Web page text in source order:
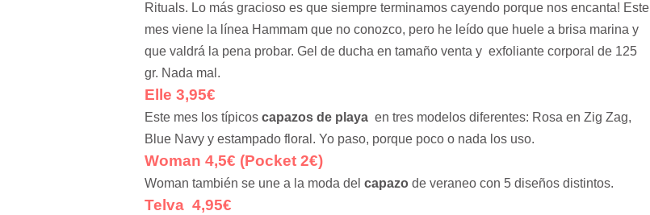
Rituals. Lo más gracioso es que siempre terminamos cayendo porque nos encanta! Este
mes viene la línea Hammam que no conozco, pero he leído que huele a brisa marina y
que valdrá la pena probar. Gel de ducha en tamaño venta y exfoliante corporal de 125
gr. Nada mal.
Elle 3,95€
Este mes los típicos capazos de playaen tres modelos diferentes: Rosa en Zig Zag,
Blue Navy y estampado floral. Yo paso, porque poco o nada los uso.
Woman 4,5€ (Pocket 2€)
Woman también se une a la moda del capazode veraneo con 5 diseños distintos.
Telva 4,95€